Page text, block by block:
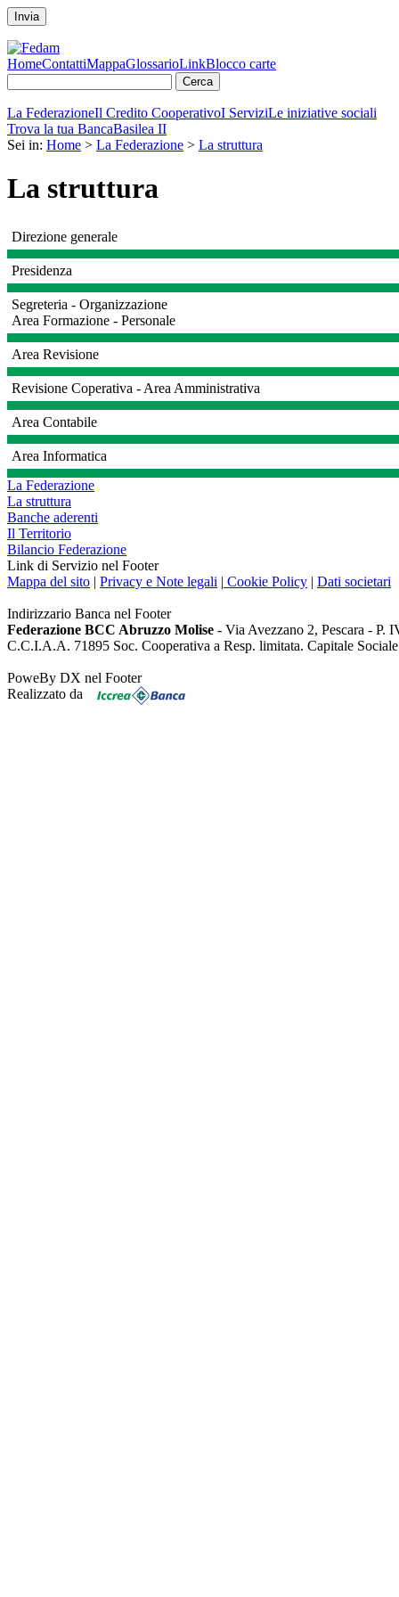
Invia
HomeContattiMappaGlossarioLinkBlocco carte
La FederazioneIl Credito CooperativoI ServiziLe iniziative sociali
Trova la tua BancaBasilea II
Sei in: Home > La Federazione > La struttura
La struttura
Direzione generale
Presidenza
Segreteria - Organizzazione
Area Formazione - Personale
Area Revisione
Revisione Coperativa - Area Amministrativa
Area Contabile
Area Informatica
La Federazione
La struttura
Banche aderenti
Il Territorio
Bilancio Federazione
Link di Servizio nel Footer
Mappa del sito | Privacy e Note legali | Cookie Policy | Dati societari
Indirizzario Banca nel Footer
Federazione BCC Abruzzo Molise - Via Avezzano 2, Pescara - P.
C.C.I.A.A. 71895 Soc. Cooperativa a Resp. limitata. Capitale
PoweBy DX nel Footer
Realizzato da